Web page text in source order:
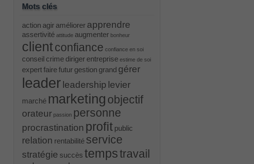
Mots clés
action agir améliorer apprendre
assertivité attitude augmenter bonheur
client confiance confiance en soi
conseil crime diriger entreprise estime de soi
expertfairefutur gestion grand gérer
leader leadership levier
marché marketing objectif
orateur passion personne
procrastination profit public
relation rentabilité service
stratégie succès tempstravail